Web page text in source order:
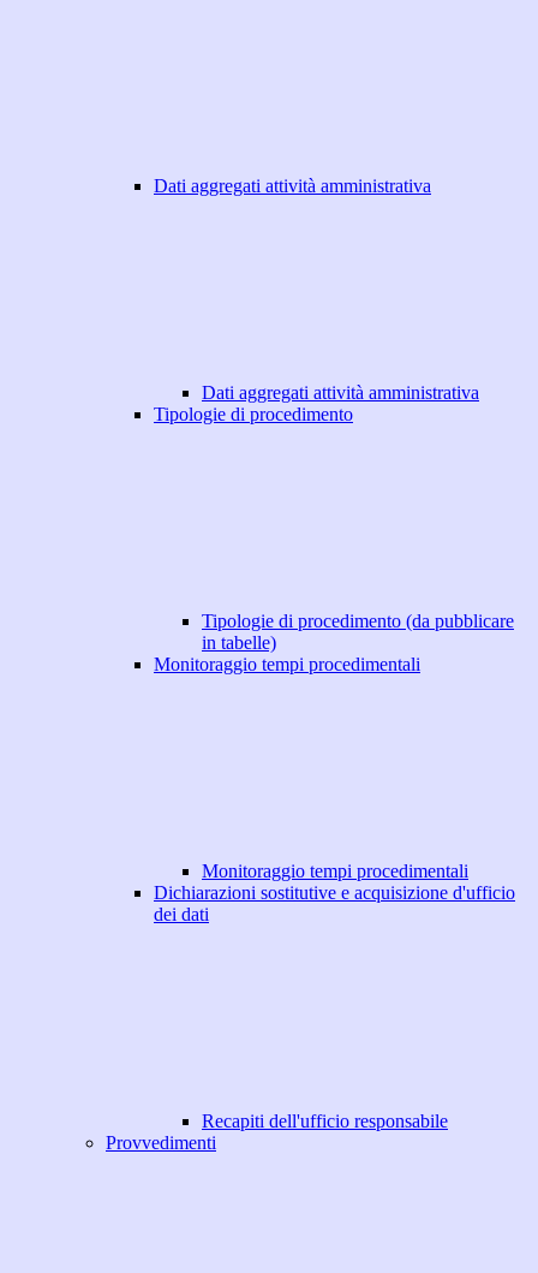
Dati aggregati attività amministrativa
Dati aggregati attività amministrativa
Tipologie di procedimento
Tipologie di procedimento (da pubblicare
in tabelle)
Monitoraggio tempi procedimentali
Monitoraggio tempi procedimentali
Dichiarazioni sostitutive e acquisizione d'ufficio
dei dati
Recapiti dell'ufficio responsabile
Provvedimenti